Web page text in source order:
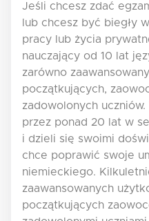
Jeśli chcesz zdać
lub chcesz być biegły
pracy lub życia
nauczający od 10 lat
zarówno
początkujących,
zadowolonych
przez ponad 20 lat w
i dzieli się swoimi
chce poprawić swoje
niemieckiego.
zaawansowanych
początkujących